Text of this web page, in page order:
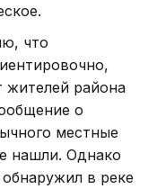
что
жителей района
о
местные
нашли. Однако
в реке